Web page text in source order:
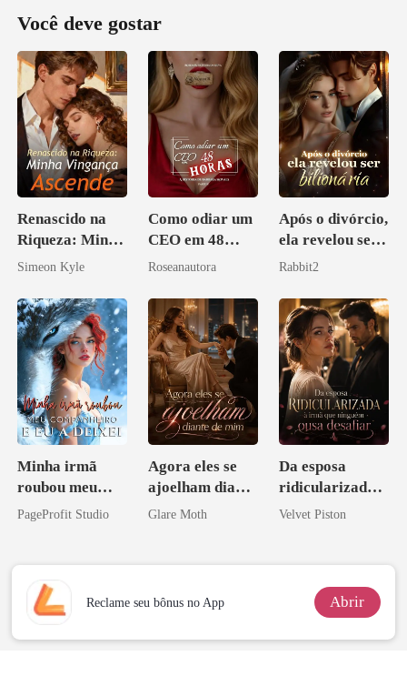
Você deve gostar
Renascido na
Riqueza: Minha
Vingança
Simeon Kyle
Como odiar um
CEO em 48
horas
Roseanautora
Após o divórcio,
ela revelou ser
bilionária
Rabbit2
Minha irmã
roubou meu
companheiro e
PageProfit Studio
Agora eles se
ajoelham diante
de mim
Glare Moth
Da esposa
ridicularizada à
irmã que
Velvet Piston
Reclame seu bônus no App Abrir